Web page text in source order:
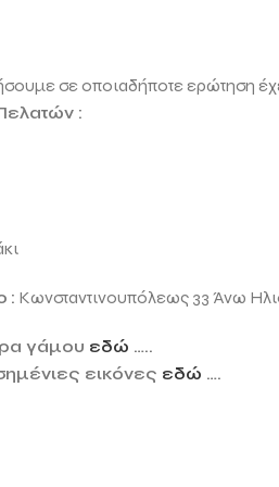
σε οποιαδήποτε ερώτηση
:
: Κωνσταντινουπόλεως 33 Άνω
γάμου εδώ …..
εικόνες εδώ ….